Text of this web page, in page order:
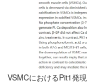
VSMCにおけるPit1発